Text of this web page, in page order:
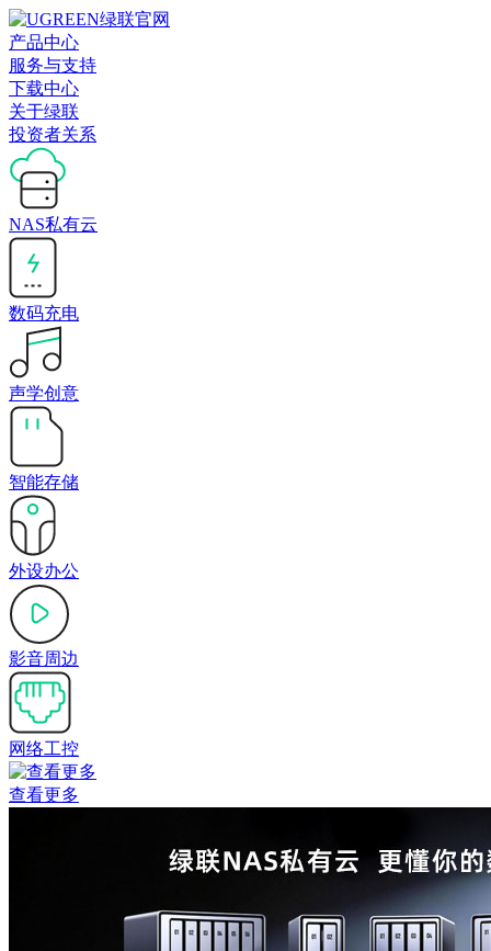
产品中心
服务与支持
下载中心
关于绿联
投资者关系
NAS私有云
数码充电
声学创意
智能存储
外设办公
影音周边
网络工控
查看更多